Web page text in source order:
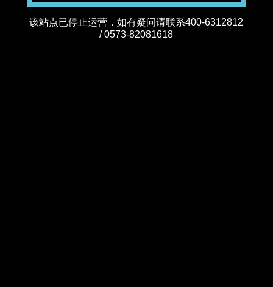
该站点已停止运营，如有疑问请联系400-6312812
/ 0573-82081618